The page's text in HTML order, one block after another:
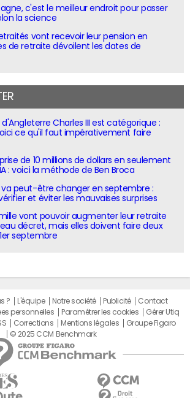
c'est le meilleur endroit pour passer
la science
vont recevoir leur pension en
de retraite dévoilent les dates de
d'Angleterre Charles III est catégorique :
ce qu'il faut impérativement faire
de 10 millions de dollars en seulement
: voici la méthode de Ben Broca
va peut-être changer en septembre :
et éviter les mauvaises surprises
vont pouvoir augmenter leur retraite
décret, mais elles doivent faire deux
septembre
? L'équipe Notre société Publicité
Contact
personnelles Paramétrer les cookies
Gérer Utiq
Corrections Mentions légales
Groupe Figaro
© 2025 CCM Benchmark